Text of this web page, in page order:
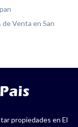
Venta en San
propiedades en El